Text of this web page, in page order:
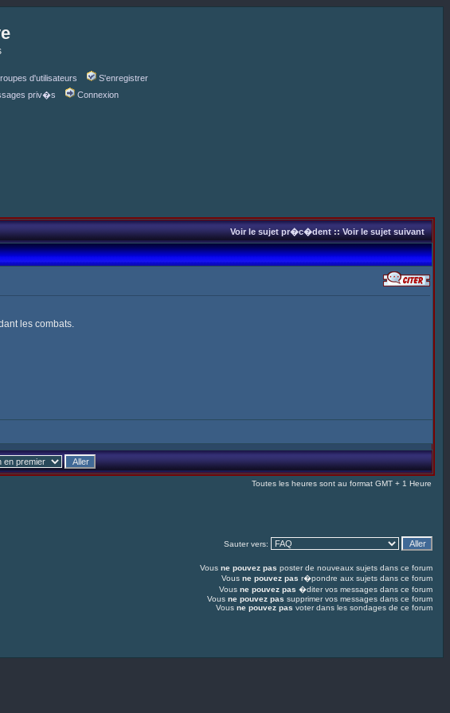
d'utilisateurs
S'enregistrer
priv�s Connexion
Voir le sujet pr�c�dent::Voir le sujet suivant
les combats.
Toutes les heures sont au format GMT + 1 Heure
Sauter vers:
Vous ne pouvez pas poster de nouveaux sujets dans ce forum
Vous ne pouvez pas r�pondre aux sujets dans ce forum
Vous ne pouvez pas �diter vos messages dans ce forum
Vous ne pouvez pas supprimer vos messages dans ce forum
Vous ne pouvez pas voter dans les sondages de ce forum